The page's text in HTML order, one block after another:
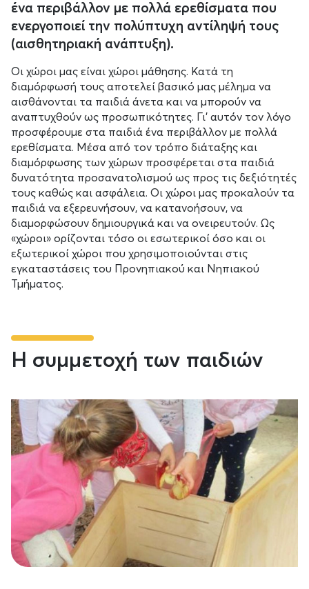
ένα περιβάλλον με πολλά ερεθίσματα που
ενεργοποιεί την πολύπτυχη αντίληψή τους
(αισθητηριακή ανάπτυξη).
Οι χώροι μας είναι χώροι μάθησης. Κατά τη
διαμόρφωσή τους αποτελεί βασικό μας μέλημα να
αισθάνονται τα παιδιά άνετα και να μπορούν να
αναπτυχθούν ως προσωπικότητες. Γι’ αυτόν τον λόγο
προσφέρουμε στα παιδιά ένα περιβάλλον με πολλά
ερεθίσματα. Μέσα από τον τρόπο διάταξης και
διαμόρφωσης των χώρων προσφέρεται στα παιδιά
δυνατότητα προσανατολισμού ως προς τις δεξιότητές
τους καθώς και ασφάλεια. Οι χώροι μας προκαλούν τα
παιδιά να εξερευνήσουν, να κατανοήσουν, να
διαμορφώσουν δημιουργικά και να ονειρευτούν. Ως
«χώροι» ορίζονται τόσο οι εσωτερικοί όσο και οι
εξωτερικοί χώροι που χρησιμοποιούνται στις
εγκαταστάσεις του Προνηπιακού και Νηπιακού
Τμήματος.
Η συμμετοχή των παιδιών